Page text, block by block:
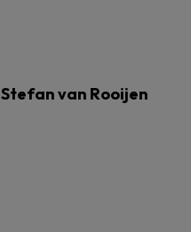
Stefan van Rooijen